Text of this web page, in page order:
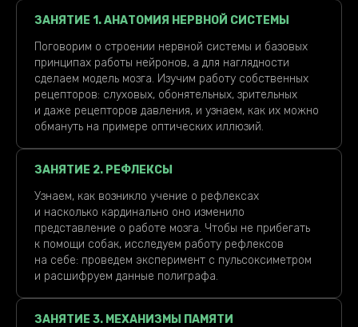
ЗАНЯТИЕ 1. АНАТОМИЯ НЕРВНОЙ СИСТЕМЫ
Поговорим о строении нервной системы и базовых
принципах работы нейронов, а для наглядности
сделаем модель мозга. Изучим работу собственных
рецепторов: слуховых, обонятельных, зрительных
и даже рецепторов давления, и узнаем, как их можно
обмануть на примере оптических иллюзий.
ЗАНЯТИЕ 2. РЕФЛЕКСЫ
Узнаем, как возникло учение о рефлексах
и насколько кардинально оно изменило
представление о работе мозга. Чтобы не прибегать
к помощи собак, исследуем работу рефлексов
на себе: проведем эксперимент с пульсоксиметром
и расшифруем данные полиграфа.
ЗАНЯТИЕ 3. МЕХАНИЗМЫ ПАМЯТИ